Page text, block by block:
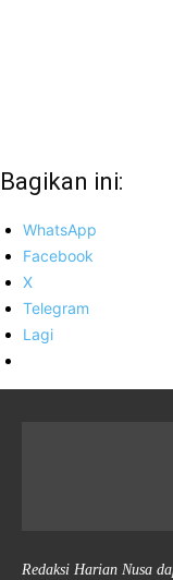
Bagikan ini:
WhatsApp
Facebook
X
Telegram
Lagi
Redaksi Harian Nusa